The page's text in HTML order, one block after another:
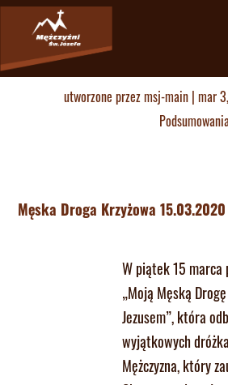
utworzone przezmsj-main| mar
Męska Droga Krzyżowa 15.03.2020
W piątek 15 marca
„Moją Męską
Jezusem”, która
wyjątkowych
Mężczyzna, który